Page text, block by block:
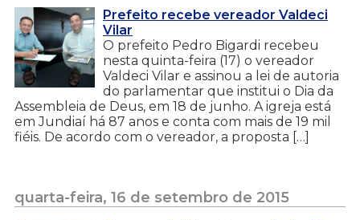
Prefeito recebe vereador Valdeci
Vilar
O prefeito Pedro Bigardi recebeu
nesta quinta-feira (17) o vereador
Valdeci Vilar e assinou a lei de autoria
do parlamentar que institui o Dia da
Assembleia de Deus, em 18 de junho. A igreja está
em Jundiaí há 87 anos e conta com mais de 19 mil
fiéis. De acordo com o vereador, a proposta […]
quarta-feira, 16 de setembro de 2015